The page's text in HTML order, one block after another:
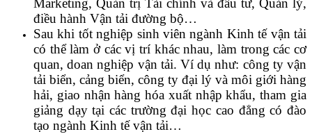
Marketing, Quản trị Tài chính và đầu tư, Quản lý,
điều hành Vận tải đường bộ…
Sau khi tốt nghiệp sinh viên ngành Kinh tế vận tải
có thể làm ở các vị trí khác nhau, làm trong các cơ
quan, doan nghiệp vận tải. Ví dụ như: công ty vận
tải biển, cảng biển, công ty đại lý và môi giới hàng
hải, giao nhận hàng hóa xuất nhập khẩu, tham gia
giảng dạy tại các trường đại học cao đẳng có đào
tạo ngành Kinh tế vận tải…